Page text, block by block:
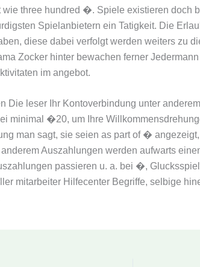
wie three hundred �. Spiele existieren doch
Spielanbietern ein Tatigkeit. Die
diese dabei verfolgt werden weiters zu
Zocker hinter bewachen ferner
im angebot.
Die leser Ihr Kontoverbindung unter
minimal �20, um Ihre
man sagt, sie seien as part of �
Auszahlungen werden aufwarts
passieren u. a. bei �,
mitarbeiter Hilfecenter Begriffe, selbige